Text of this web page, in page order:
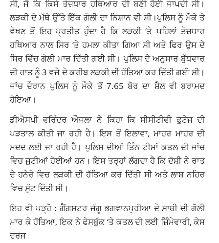
ਸੀ, ਜੋ ਕਿ ਕਿਸੇ ਤੇਜ਼ਧਾਰ ਹਥਿਆਰ ਦੀ ਬਣੀ ਹੋਈ ਜਾਪਦੀ ਸੀ।
ਲੜਕੀ ਦੇ ਮੱਥੇ ਉੱਤੇ ਇੱਕ ਗੋਲੀ ਦਾ ਨਿਸ਼ਾਨ ਵੀ ਸੀ।ਪੁਲਿਸ ਨੂੰ ਮੌਕੇ ਤੇ
ਵੇਖਣ ਤੋਂ ਇਹ ਪ੍ਰਤੀਤ ਹੁੰਦਾ ਹੈ ਕਿ ਲੜਕੀ ‘ਤੇ ਪਹਿਲਾਂ ਤੇਜ਼ਧਾਰ
ਹਥਿਆਰ ਨਾਲ ਸਿਰ ‘ਤੇ ਹਮਲਾ ਕੀਤਾ ਗਿਆ ਸੀ ਅਤੇ ਫਿਰ ਉਸ ਦੇ
ਸਿਰ ਵਿੱਚ ਗੋਲੀ ਮਾਰ ਦਿੱਤੀ ਗਈ ਸੀ। ਪੁਲਿਸ ਦੇ ਅਨੁਸਾਰ ਬੁੱਧਵਾਰ
ਦੀ ਰਾਤ ਨੂੰ 3 ਵਜੇ ਦੇ ਕਰੀਬ ਲੜਕੀ ਦੀ ਹੱਤਿਆ ਕਰ ਦਿੱਤੀ ਗਈ ਸੀ।
ਜਾਂਚ ਦੌਰਾਨ ਪੁਲਿਸ ਨੂੰ ਮੌਕੇ ਤੋਂ 7.65 ਬੋਰ ਦਾ ਸ਼ੈਲ ਵੀ ਬਰਾਮਦ
ਹੋਇਆ।
ਡੀਐਸਪੀ ਵਰਿੰਦਰ ਔਜਲਾ ਨੇ ਕਿਹਾ ਕਿ ਸੀਸੀਟੀਵੀ ਫੁਟੇਜ ਦੀ
ਪੜਤਾਲ ਕੀਤੀ ਜਾ ਰਹੀ ਹੈ। ਇਸ ਤੋਂ ਇਲਾਵਾ, ਮਾਹਰ ਮਾਹਰ ਦੀ
ਮਦਦ ਲਈ ਜਾ ਰਹੀ ਹੈ। ਪੁਲਿਸ ਦੀਆਂ ਤਿੰਨ ਟੀਮਾਂ ਕਤਲ ਦੀ ਜਾਂਚ
ਵਿਚ ਜੁਟੀਆਂ ਹੋਈਆਂ ਹਨ। ਇਸ ਤਰ੍ਹਾਂ ਲੱਗਦਾ ਹੈ ਕਿ ਦੋਸ਼ੀ ਨੇ ਰਾਤ
ਦੇ ਹਨੇਰੇ ਵਿਚ ਲੜਕੀ ਦੀ ਹੱਤਿਆ ਕਰ ਦਿੱਤੀ ਸੀ ਅਤੇ ਲਾਸ਼ ਨਹਿਰ
ਵਿਚ ਸੁੱਟ ਦਿੱਤੀ ਸੀ।
ਇਹ ਵੀ ਪੜ੍ਹੋ :ਗੈਂਗਸਟਰ ਜੱਗੂ ਭਗਵਾਨਪੁਰੀਆ ਦੇ ਸਾਥੀ ਦੀ ਗੋਲੀ
ਮਾਰ ਕੇ ਹੱਤਿਆ, ਇਕ ਨੇ ਫੇਸਬੁੱਕ ‘ਤੇ ਕਤਲ ਦੀ ਲਈ ਜ਼ਿੰਮੇਵਾਰੀ, ਕੇਸ
ਦਰਜ